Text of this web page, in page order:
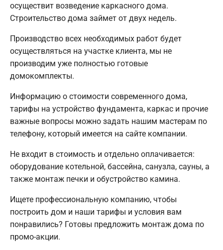
осуществит возведение каркасного дома.
Строительство дома займет от двух недель.
Производство всех необходимых работ будет
осуществляться на участке клиента, мы не
производим уже полностью готовые
домокомплекты.
Информацию о стоимости современного дома,
тарифы на устройство фундамента, каркас и прочие
важные вопросы можно задать нашим мастерам по
телефону, который имеется на сайте компании.
Не входит в стоимость и отдельно оплачивается:
оборудование котельной, бассейна, санузла, сауны, а
также монтаж печки и обустройство камина.
Ищете профессиональную компанию, чтобы
построить дом и наши тарифы и условия вам
понравились? Готовы предложить монтаж дома по
промо-акции.